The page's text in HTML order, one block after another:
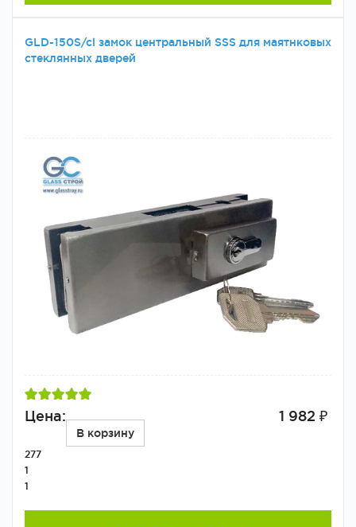
GLD-150S/cl замок центральный SSS для маятнковых
стеклянных дверей
Цена: 1 982 ₽
В корзину
277
1
1